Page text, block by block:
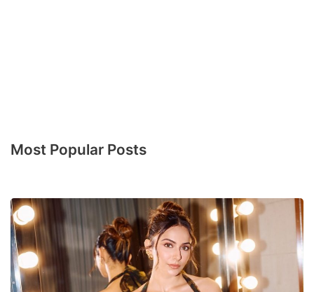
Most Popular Posts